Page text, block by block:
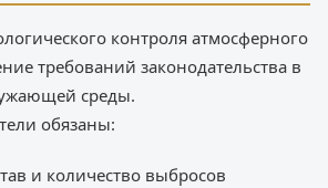
контроля атмосферного
требований законодательства в
среды.
обязаны:
и количество выбросов